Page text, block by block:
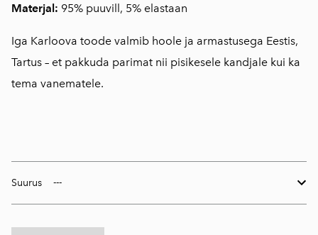
Materjal: 95% puuvill, 5% elastaan
Iga Karloova toode valmib hoole ja armastusega Eestis,
Tartus – et pakkuda parimat nii pisikesele kandjale kui ka
tema vanematele.
Suurus